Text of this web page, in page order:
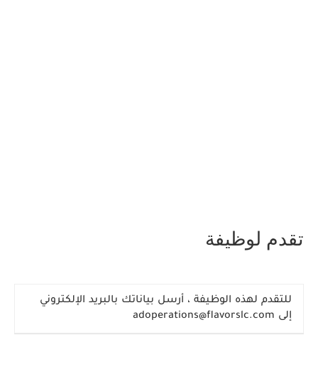
تقدم لوظيفة
للتقدم لهذه الوظيفة ، أرسل بياناتك بالبريد الإلكتروني
إلى adoperations@flavorslc.com